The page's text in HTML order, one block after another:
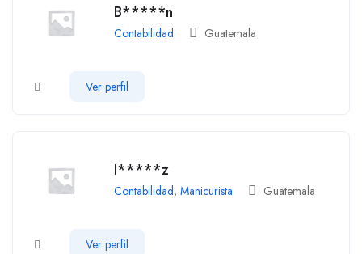
B*****n
Contabilidad Guatemala
Ver perfil
I*****z
Contabilidad, Manicurista Guatemala
Ver perfil